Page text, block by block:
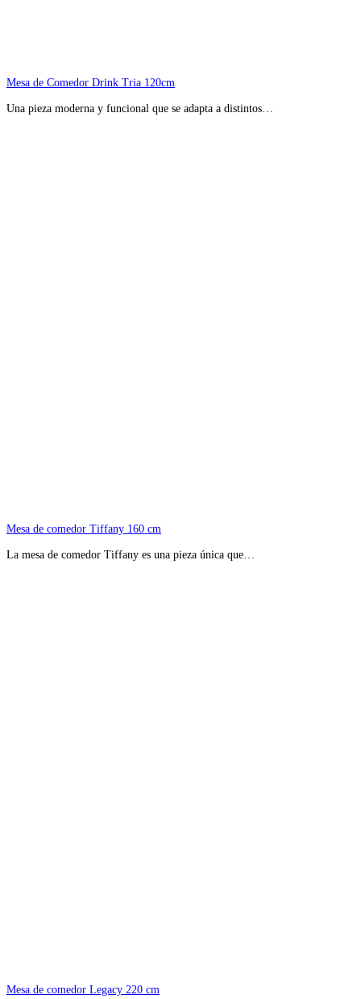
Mesa de Comedor Drink Tria 120cm
Una pieza moderna y funcional que se adapta a distintos…
Mesa de comedor Tiffany 160 cm
La mesa de comedor Tiffany es una pieza única que…
Mesa de comedor Legacy 220 cm